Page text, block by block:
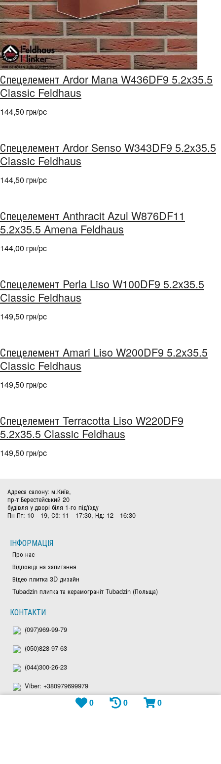
Спецелемент Ardor Mana W436DF9 5.2x35.5
Classic Feldhaus
144,50 грн/pc
Спецелемент Ardor Senso W343DF9 5.2x35.5
Classic Feldhaus
144,50 грн/pc
Спецелемент Anthracit Azul W876DF11
5.2x35.5 Amena Feldhaus
144,00 грн/pc
Спецелемент Perla Liso W100DF9 5.2x35.5
Classic Feldhaus
149,50 грн/pc
Спецелемент Amari Liso W200DF9 5.2x35.5
Classic Feldhaus
149,50 грн/pc
Спецелемент Terracotta Liso W220DF9
5.2x35.5 Classic Feldhaus
149,50 грн/pc
Адреса салону: м.Київ,
пр-т Берестейський 20
будівля у дворі біля 1-го під'їзду
Пн-Пт: 10—19, Сб: 11—17:30, Нд: 12—16:30
ІНФОРМАЦІЯ
Про нас
Відповіді на запитання
Відео плитка 3D дизайн
Tubadzin плитка та керамограніт Tubadzin (Польща)
КОНТАКТИ
(097)969-99-79
(050)828-97-63
(044)300-26-23
Viber: +380979699979
Telegram: plitka_eu
0 0 0